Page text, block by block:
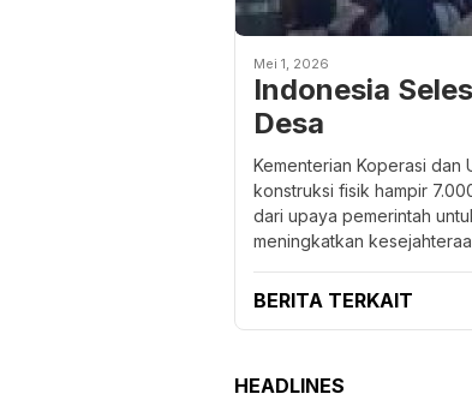
Mei 1, 2026
Indonesia
Desa
Kementerian Koperasi dan
konstruksi fisik hampir
dari upaya pemerintah
meningkatkan
BERITA TERKAIT
HEADLINES